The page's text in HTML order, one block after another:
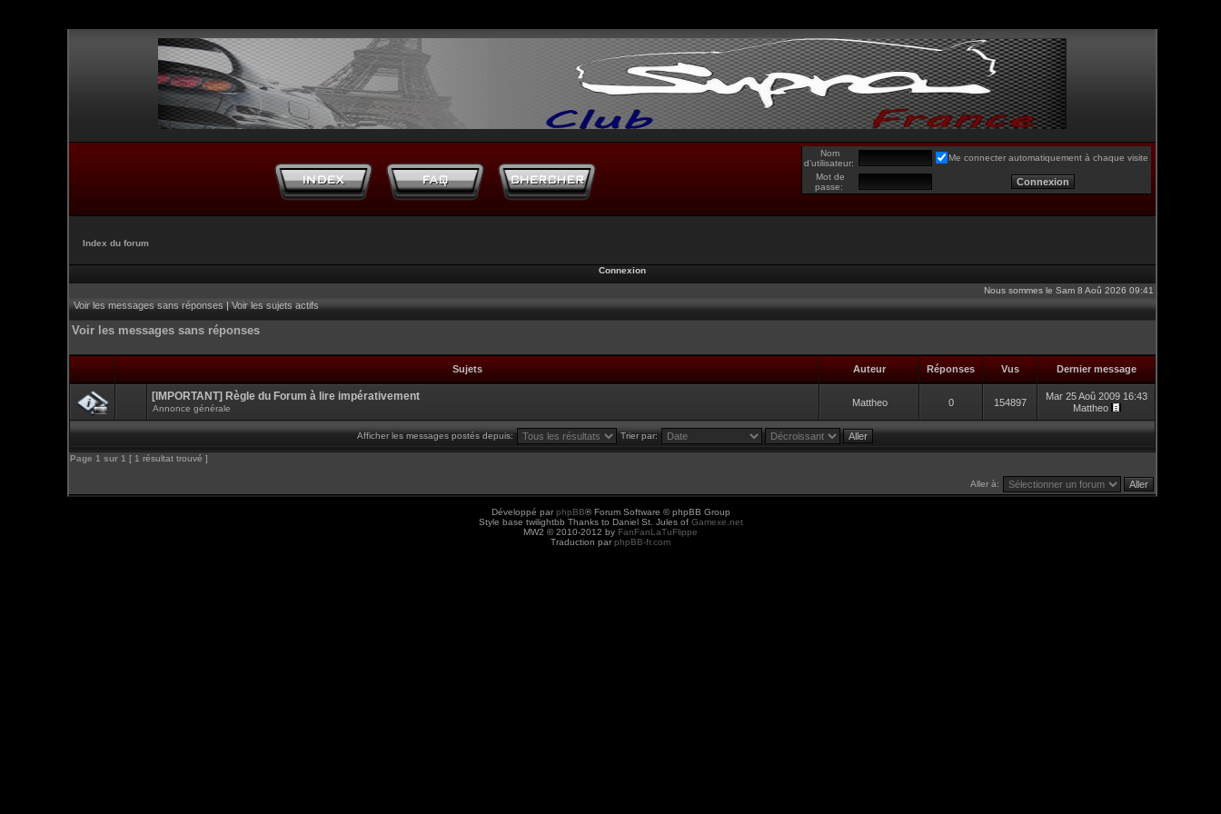
Nom
d’utilisateur:
Me connecter automatiquement à chaque visite
Mot de
passe:
Index du forum
Connexion
Nous sommes le Sam 8 Aoû 2026 09:41
Voir les messages sans réponses|Voir les sujets actifs
Voir les messages sans réponses
Sujets Auteur Réponses Vus Dernier message
[IMPORTANT] Règle du Forum à lire impérativement
Annonce générale
Mattheo 0 154897
Mar 25 Aoû 2009 16:43
Mattheo
Afficher les messages postés depuis: Trier par:
Page 1 sur 1 [ 1 résultat trouvé ]
Aller à:
Développé par phpBB® Forum Software © phpBB Group
Style base twilightbb Thanks to Daniel St. Jules of Gamexe.net
MW2 © 2010-2012 by FanFanLaTuFlippe
Traduction par phpBB-fr.com